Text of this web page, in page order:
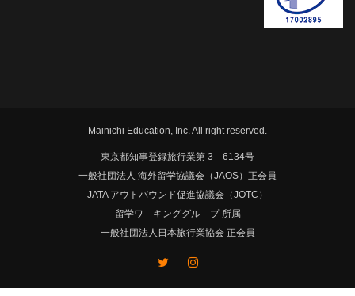
Mainichi Education, Inc. All right reserved.
東京都知事登録旅行業第 3－6134号
一般社団法人 海外留学協議会（JAOS）正会員
JATA アウトバウンド促進協議会（JOTC）
留学ワ－キンググル－プ 所属
一般社団法人日本旅行業協会 正会員